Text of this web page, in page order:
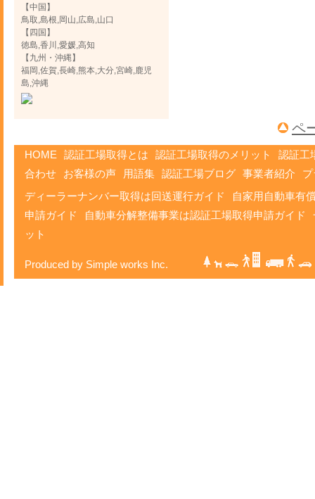
【中国】
鳥取,島根,岡山,広島,山口
【四国】
徳島,香川,愛媛,高知
【九州・沖縄】
福岡,佐賀,長崎,熊本,大分,宮崎,鹿児
島,沖縄
ペ
HOME 認証工場取得とは 認証工場取得のメリット
認証工
合わせ
お客様の声 用語集 認証工場ブログ 事業者紹介
ディーラーナンバー取得は回送運行ガイド
自家用自動車有
申請ガイド
自動車分解整備事業は認証工場取得申請ガイド
ット
Produced by Simple works Inc.